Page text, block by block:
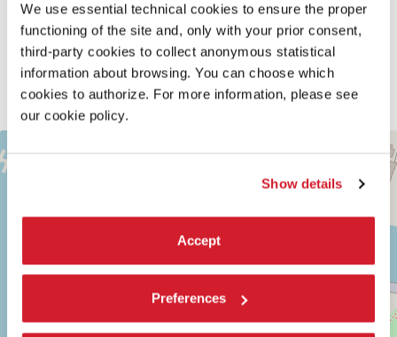
We use essential technical cookies to ensure the proper
functioning of the site and, only with your prior consent,
third-party cookies to collect anonymous statistical
information about browsing. You can choose which
cookies to authorize. For more information, please see
our cookie policy.
Show details
Accept
Preferences
teatrale e live set, in particolar modo riguardo l’aspetto
sonoro. La lavatrice, microfonata internamente, genera ad
ogni avvio rumori sempre differenti, che vengono elaborati
dal vivo in una vera e propria improvvisazione sonora, che
s’intreccia con la narrazione, generando ad ogni
rappresentazione, sonorità e atmosfere sempre diverse.
TEATRO
ALLE
TESE
CASTELLO
TANA
TEL.